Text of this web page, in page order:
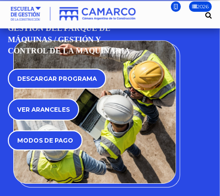
2026
CURSO
GESTIÓN DEL PARQUE DE
MÁQUINAS / GESTIÓN Y
CONTROL DE LA MAQUINARIA
DESCARGAR PROGRAMA
VER ARANCELES
MODOS DE PAGO